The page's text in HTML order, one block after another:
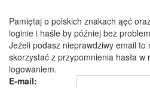
Pamiętaj o polskich znakach ąęć
loginie i haśle by później bez
Jeżeli podasz nieprawdziwy email to
skorzystać z przypomnienia hasła w
logowaniem.
E-mail: